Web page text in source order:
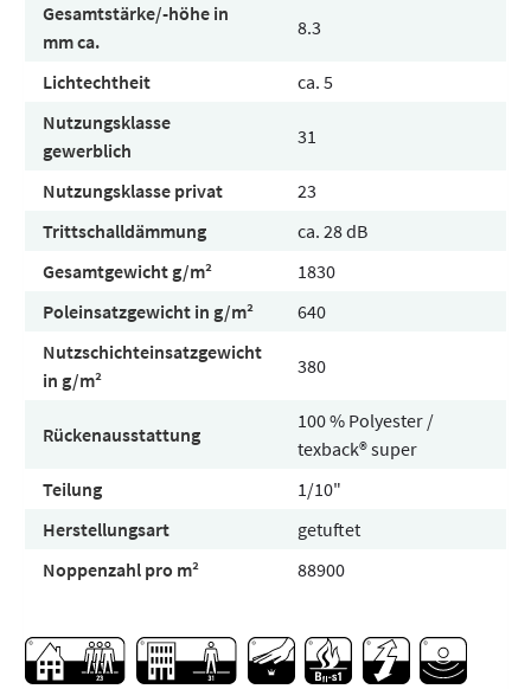
Gesamtstärke/-höhe in
mm ca.
8.3
Lichtechtheit
ca. 5
Nutzungsklasse
gewerblich
31
Nutzungsklasse privat
23
Trittschalldämmung
ca. 28 dB
Gesamtgewicht g/m²
1830
Poleinsatzgewicht in g/m²
640
Nutzschichteinsatzgewicht
in g/m²
380
Rückenausstattung
100 % Polyester /
texback® super
Teilung
1/10"
Herstellungsart
getuftet
Noppenzahl pro m²
88900